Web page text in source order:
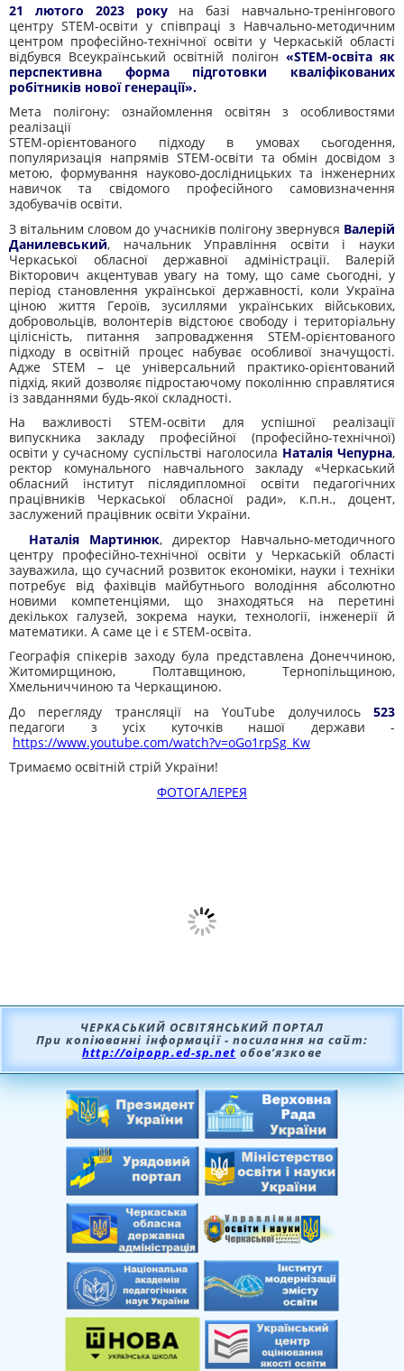
21 лютого 2023 рокуна базі навчально-тренінгового
центру STEM-освіти у співпраці з Навчально-методичним
центром професійно-технічної освіти у Черкаській області
відбувся Всеукраїнський освітній полігон «STEM-освіта як
перспективна форма підготовки кваліфікованих
робітників нової генерації».
Мета полігону: ознайомлення освітян з особливостями
реалізації
STEM-орієнтованого підходу в умовах сьогодення,
популяризація напрямів SТЕМ-освіти та обмін досвідом з
метою, формування науково-дослідницьких та інженерних
навичок та свідомого професійного самовизначення
здобувачів освіти.
З вітальним словом до учасників полігону звернувся Валерій
Данилевський, начальник Управління освіти і науки
Черкаської обласної державної адміністрації. Валерій
Вікторович акцентував увагу на тому, що саме сьогодні, у
період становлення української державності, коли Україна
ціною життя Героїв, зусиллями українських військових,
добровольців, волонтерів відстоює свободу і територіальну
цілісність, питання запровадження STEM-орієнтованого
підходу в освітній процес набуває особливої значущості.
Адже STEM – це універсальний практико-орієнтований
підхід, який дозволяє підростаючому поколінню справлятися
із завданнями будь-якої складності.
На важливості STEM-освіти для успішної реалізації
випускника закладу професійної (професійно-технічної)
освіти у сучасному суспільстві наголосила Наталія Чепурна,
ректор комунального навчального закладу «Черкаський
обласний інститут післядипломної освіти педагогічних
працівників Черкаської обласної ради», к.п.н., доцент,
заслужений працівник освіти України.
Наталія Мартинюк, директор Навчально-методичного
центру професійно-технічної освіти у Черкаській області
зауважила, що сучасний розвиток економіки, науки і техніки
потребує від фахівців майбутнього володіння абсолютно
новими компетенціями, що знаходяться на перетині
декількох галузей, зокрема науки, технології, інженерії й
математики. А саме це і є STEM-освіта.
Географія спікерів заходу була представлена Донеччиною,
Житомирщиною, Полтавщиною, Тернопільщиною,
Хмельниччиною та Черкащиною.
До перегляду трансляції на YouTube долучилось 523
педагоги з усіх куточків нашої держави -
https://www.youtube.com/watch?v=oGo1rpSg_Kw
Тримаємо освітній стрій України!
ФОТОГАЛЕРЕЯ
ЧЕРКАСЬКИЙ ОСВІТЯНСЬКИЙ ПОРТАЛ
При копіюванні інформації - посилання на сайт:
http://oipopp.ed-sp.net обов’язкове